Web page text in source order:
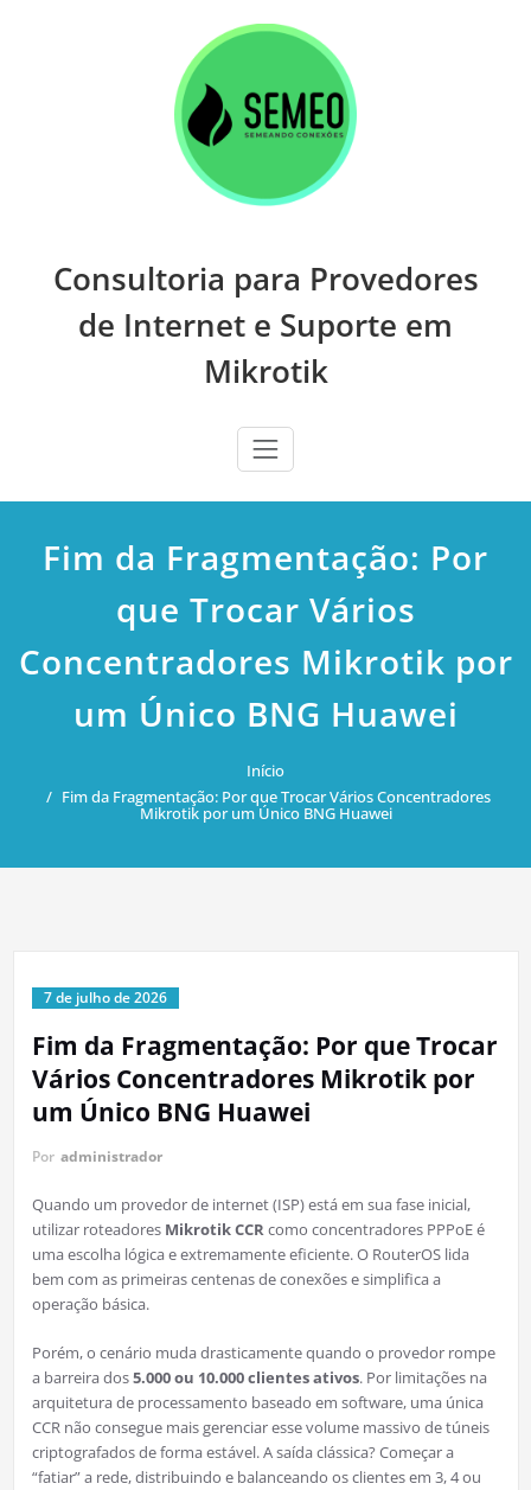
Consultoria para Provedores
de Internet e Suporte em
Mikrotik
Fim da Fragmentação: Por
que Trocar Vários
Concentradores Mikrotik por
um Único BNG Huawei
Início
Fim da Fragmentação: Por que Trocar Vários Concentradores
Mikrotik por um Único BNG Huawei
7 de julho de 2026
Fim da Fragmentação: Por que Trocar
Vários Concentradores Mikrotik por
um Único BNG Huawei
Por administrador
Quando um provedor de internet (ISP) está em sua fase inicial,
utilizar roteadores Mikrotik CCRcomo concentradores PPPoE é
uma escolha lógica e extremamente eficiente. O RouterOS lida
bem com as primeiras centenas de conexões e simplifica a
operação básica.
Porém, o cenário muda drasticamente quando o provedor rompe
a barreira dos5.000 ou 10.000 clientes ativos. Por limitações na
arquitetura de processamento baseado em software, uma única
CCR não consegue mais gerenciar esse volume massivo de túneis
criptografados de forma estável. A saída clássica? Começar a
“fatiar” a rede, distribuindo e balanceando os clientes em 3, 4 ou